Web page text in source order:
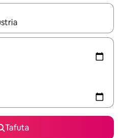
vinjari kwa kutumia vitufe vya
Tafuta